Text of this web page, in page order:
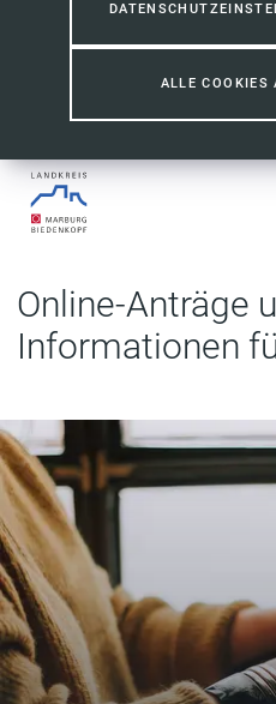
ALLE COOKIES
Online-Anträge
Informationen